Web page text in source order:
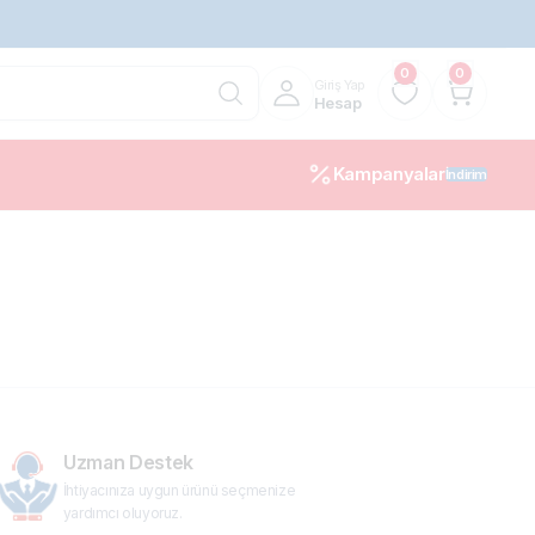
Giriş Yap
Hesap
0 0
Kampanyalarİndirim
Uzman Destek
İhtiyacınıza uygun ürünü seçmenize
yardımcı oluyoruz.